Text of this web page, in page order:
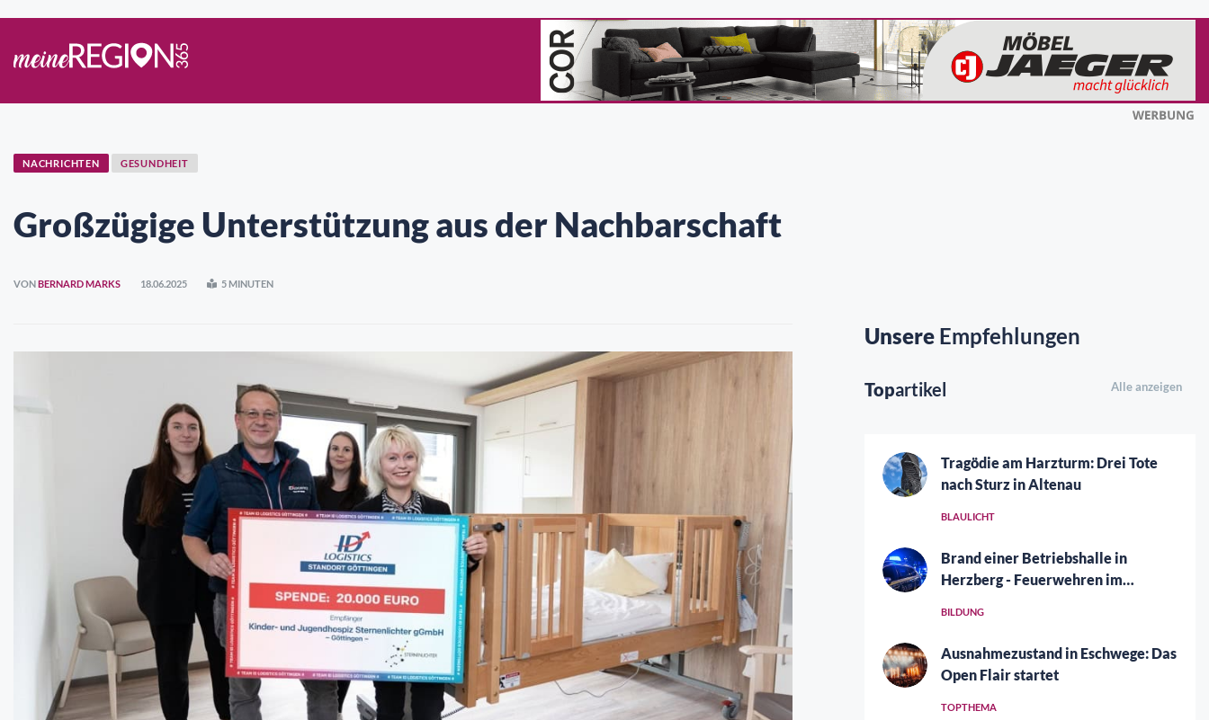
NACHRICHTEN GESUNDHEIT
Großzügige Unterstützung aus der Nachbarschaft
VONBERNARD MARKS 18.06.2025 5 MINUTEN
Unsere Empfehlungen
Topartikel Alle anzeigen
Tragödie am Harzturm: Drei Tote
nach Sturz in Altenau
BLAULICHT
Brand einer Betriebshalle in
Herzberg - Feuerwehren im
BILDUNG
Ausnahmezustand in Eschwege: Das
Open Flair startet
TOPTHEMA